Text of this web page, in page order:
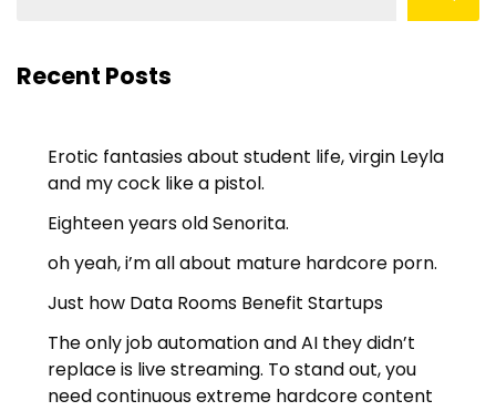
Recent Posts
Erotic fantasies about student life, virgin Leyla
and my cock like a pistol.
Eighteen years old Senorita.
oh yeah, i’m all about mature hardcore porn.
Just how Data Rooms Benefit Startups
The only job automation and AI they didn’t
replace is live streaming. To stand out, you
need continuous extreme hardcore content